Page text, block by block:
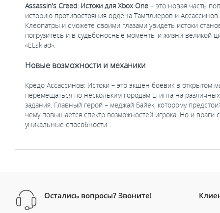
Assassin's Creed: Истоки для Xbox One – это новая часть
историю противостояния ордена Тамплиеров и
Клеопатры и сможете своими глазами увидеть истоки
погрузитесь и в судьбоносные моменты и жизни великой
«ELsklad».
Новые возможности и механики
Кредо Ассассинов: Истоки – это экшен боевик в
перемещаться по нескольким городам Египта на
задания. Главный герой – меджай Байек, которому
чему повышается спектр возможностей игрока. Но и враги
уникальные способности.
Остались вопросы? Звоните!